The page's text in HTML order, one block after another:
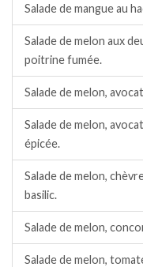
Salade de mangue au
Salade de melon aux
poitrine fumée.
Salade de melon,
Salade de melon,
épicée.
Salade de melon,
basilic.
Salade de melon,
Salade de melon,